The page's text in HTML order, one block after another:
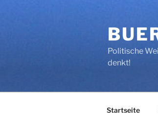
Politische
denkt!
Startseite